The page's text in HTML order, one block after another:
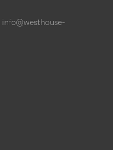
info@westhouse-